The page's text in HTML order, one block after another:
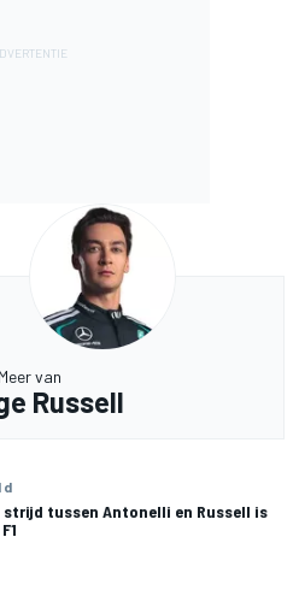
Meer van
Russell
d
tussen Antonelli en Russell is